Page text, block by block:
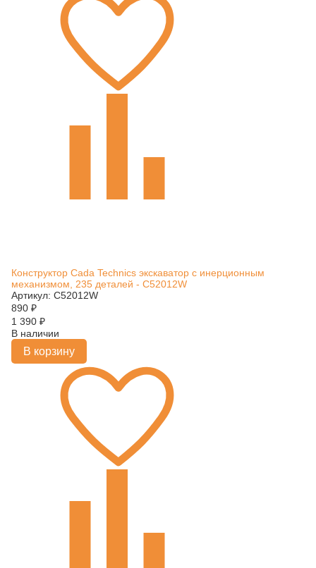
Конструктор Cada Technics экскаватор c инерционным
механизмом, 235 деталей - C52012W
Артикул: C52012W
890 ₽
1 390 ₽
В наличии
В корзину